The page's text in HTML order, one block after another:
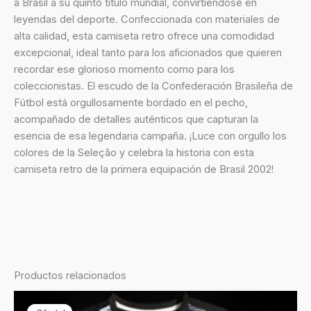
a Brasil a su quinto título mundial, convirtiéndose en
leyendas del deporte. Confeccionada con materiales de
alta calidad, esta camiseta retro ofrece una comodidad
excepcional, ideal tanto para los aficionados que quieren
recordar ese glorioso momento como para los
coleccionistas. El escudo de la Confederación Brasileña de
Fútbol está orgullosamente bordado en el pecho,
acompañado de detalles auténticos que capturan la
esencia de esa legendaria campaña. ¡Luce con orgullo los
colores de la Seleção y celebra la historia con esta
camiseta retro de la primera equipación de Brasil 2002!
Productos relacionados
precio
precio